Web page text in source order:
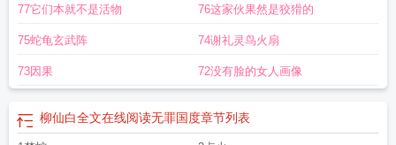
白 柳仙白无罪国度最新章节 柳仙白1v1无罪国度柳仙白无罪国度怎么看
无罪国度无删减免费阅读
柳仙白by无罪国度 柳仙白by无罪国度全文未删减
费阅读无罪国度柳仙白未删减 柳仙白by无罪国度txt柳仙白无罪国度免费全
文柳仙白by无罪国度笔趣阁无弹窗柳仙白 无罪国度柳仙白by无罪国度未删减
版全文免费阅读 柳仙白无罪国度最新章节更新时间
的无罪国度柳仙白无弹窗笔趣阁柳仙白by无罪国度笔趣阁电影无罪国度免费阅
77它们本就不是活物 76这家伙果然是狡猾的
75蛇龟玄武阵 74谢礼灵鸟火扇
73因果 72没有脸的女人画像
柳仙白全文在线阅读无罪国度章节列表